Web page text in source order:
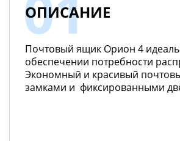
ОПИСАНИЕ
Почтовый ящик Орион 4
обеспечении потребности
Экономный и красивый
замками и фиксированными